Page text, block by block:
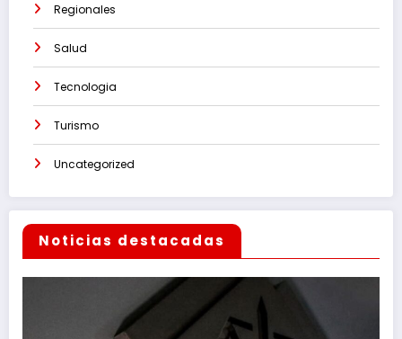
Regionales
Salud
Tecnologia
Turismo
Uncategorized
Noticias destacadas